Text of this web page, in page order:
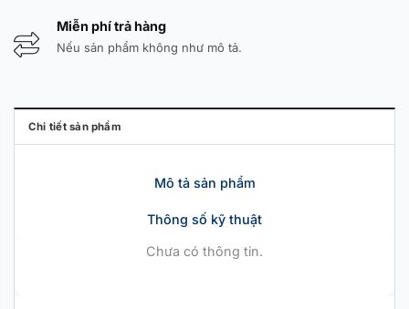
Miễn phí trả hàng
Nếu sản phẩm không như mô tả.
Chi tiết sản phẩm
Mô tả sản phẩm
Thông số kỹ thuật
Chưa có thông tin.